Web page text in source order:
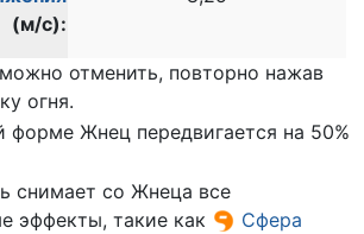
(м/c):
отменить, повторно нажав
огня.
форме Жнец передвигается на 50%
снимает со Жнеца все
эффекты, такие как
Сфера